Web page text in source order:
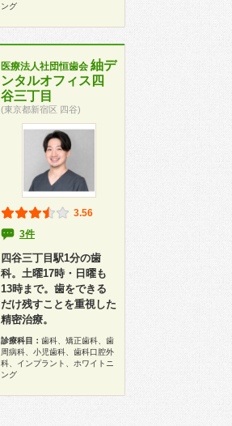
ング
医療法人社団恒歯会 紬デ
ンタルオフィス四
谷三丁目
(東京都新宿区 四谷)
3.56
3件
四谷三丁目駅1分の歯
科。土曜17時・日曜も
13時まで。歯をできる
だけ残すことを重視した
精密治療。
診療科目： 歯科、矯正歯科、歯
周病科、小児歯科、歯科口腔外
科、インプラント、ホワイトニ
ング